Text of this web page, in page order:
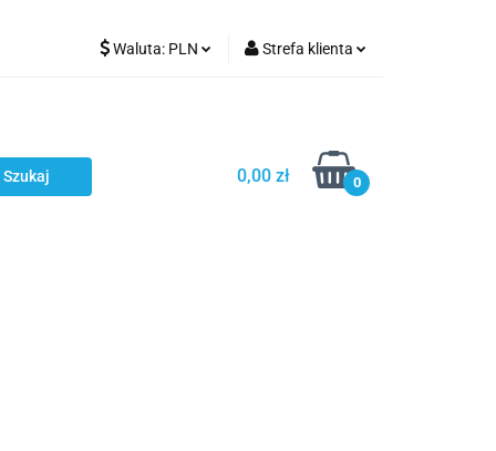
Waluta: PLN Strefa klienta
Dodaj zgłoszenie
0,00 zł 0
Karmienie